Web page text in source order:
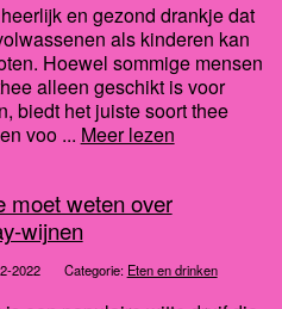
en gezond drankje dat
als kinderen kan
Hoewel sommige mensen
alleen geschikt is voor
biedt het juiste soort thee
voo ... Meer lezen
moet weten over
wijnen
2022 Categorie: Eten en drinken